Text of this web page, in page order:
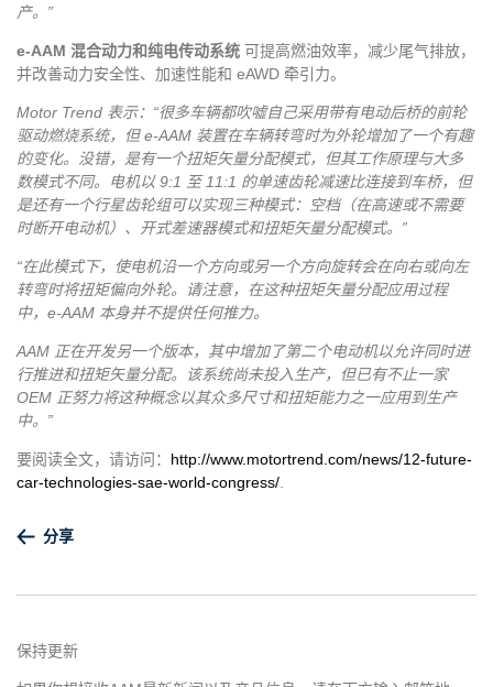
产。”
e-AAM 混合动力和纯电传动系统 可提高燃油效率，减少尾气排放，
并改善动力安全性、加速性能和 eAWD 牵引力。
Motor Trend 表示：“很多车辆都吹嘘自己采用带有电动后桥的前轮
驱动燃烧系统，但 e-AAM 装置在车辆转弯时为外轮增加了一个有趣
的变化。没错，是有一个扭矩矢量分配模式，但其工作原理与大多
数模式不同。电机以 9:1 至 11:1 的单速齿轮减速比连接到车桥，但
是还有一个行星齿轮组可以实现三种模式：空档（在高速或不需要
时断开电动机）、开式差速器模式和扭矩矢量分配模式。”
“在此模式下，使电机沿一个方向或另一个方向旋转会在向右或向左
转弯时将扭矩偏向外轮。请注意，在这种扭矩矢量分配应用过程
中，e-AAM 本身并不提供任何推力。
AAM 正在开发另一个版本，其中增加了第二个电动机以允许同时进
行推进和扭矩矢量分配。该系统尚未投入生产，但已有不止一家
OEM 正努力将这种概念以其众多尺寸和扭矩能力之一应用到生产
中。”
要阅读全文，请访问： http://www.motortrend.com/news/12-future-
car-technologies-sae-world-congress/.
分享
保持更新